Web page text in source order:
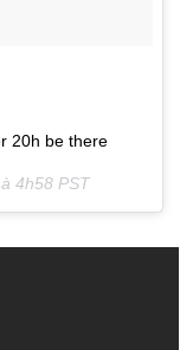
20h be there
4h58 PST